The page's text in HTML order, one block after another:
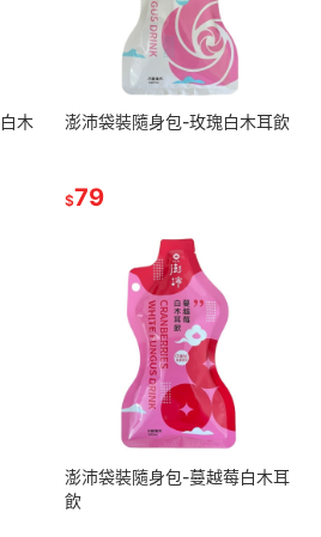
木
澎沛袋裝隨身包-玫瑰白木耳飲
$79
澎沛袋裝隨身包-蔓越莓白木耳
飲